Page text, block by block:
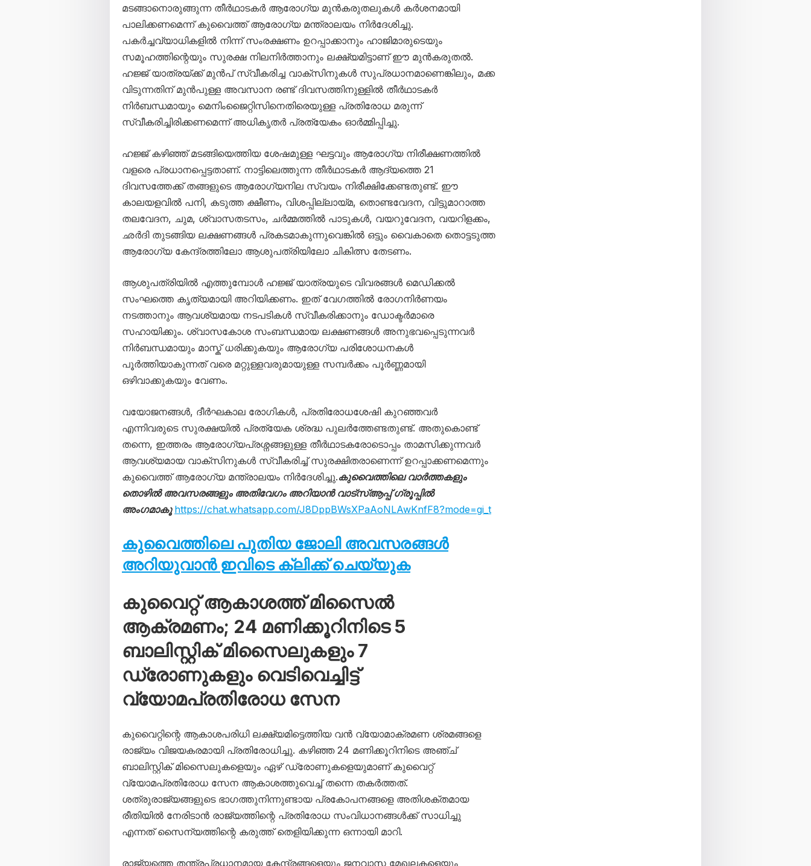
മടങ്ങാനൊരുങ്ങുന്ന തീർഥാടകർ ആരോഗ്യ മുൻകരുതലുകൾ കർശനമായി
പാലിക്കണമെന്ന് കുവൈത്ത് ആരോഗ്യ മന്ത്രാലയം നിർദേശിച്ചു.
പകർച്ചവ്യാധികളിൽ നിന്ന് സംരക്ഷണം ഉറപ്പാക്കാനും ഹാജിമാരുടെയും
സമൂഹത്തിന്റെയും സുരക്ഷ നിലനിർത്താനും ലക്ഷ്യമിട്ടാണ് ഈ മുൻകരുതൽ.
ഹജ്ജ് യാത്രയ്ക്ക് മുൻപ് സ്വീകരിച്ച വാക്സിനുകൾ സുപ്രധാനമാണെങ്കിലും, മക്ക
വിടുന്നതിന് മുൻപുള്ള അവസാന രണ്ട് ദിവസത്തിനുള്ളിൽ തീർഥാടകർ
നിർബന്ധമായും മെനിംജൈറ്റിസിനെതിരെയുള്ള പ്രതിരോധ മരുന്ന്
സ്വീകരിച്ചിരിക്കണമെന്ന് അധികൃതർ പ്രത്യേകം ഓർമ്മിപ്പിച്ചു.
ഹജ്ജ് കഴിഞ്ഞ് മടങ്ങിയെത്തിയ ശേഷമുള്ള ഘട്ടവും ആരോഗ്യ നിരീക്ഷണത്തിൽ
വളരെ പ്രധാനപ്പെട്ടതാണ്. നാട്ടിലെത്തുന്ന തീർഥാടകർ ആദ്യത്തെ 21
ദിവസത്തേക്ക് തങ്ങളുടെ ആരോഗ്യനില സ്വയം നിരീക്ഷിക്കേണ്ടതുണ്ട്. ഈ
കാലയളവിൽ പനി, കടുത്ത ക്ഷീണം, വിശപ്പില്ലായ്മ, തൊണ്ടവേദന, വിട്ടുമാറാത്ത
തലവേദന, ചുമ, ശ്വാസതടസം, ചർമ്മത്തിൽ പാടുകൾ, വയറുവേദന, വയറിളക്കം,
ഛർദി തുടങ്ങിയ ലക്ഷണങ്ങൾ പ്രകടമാകുന്നുവെങ്കിൽ ഒട്ടും വൈകാതെ തൊട്ടടുത്ത
ആരോഗ്യ കേന്ദ്രത്തിലോ ആശുപത്രിയിലോ ചികിത്സ തേടണം.
ആശുപത്രിയിൽ എത്തുമ്പോൾ ഹജ്ജ് യാത്രയുടെ വിവരങ്ങൾ മെഡിക്കൽ
സംഘത്തെ കൃത്യമായി അറിയിക്കണം. ഇത് വേഗത്തിൽ രോഗനിർണയം
നടത്താനും ആവശ്യമായ നടപടികൾ സ്വീകരിക്കാനും ഡോക്ടർമാരെ
സഹായിക്കും. ശ്വാസകോശ സംബന്ധമായ ലക്ഷണങ്ങൾ അനുഭവപ്പെടുന്നവർ
നിർബന്ധമായും മാസ്ക് ധരിക്കുകയും ആരോഗ്യ പരിശോധനകൾ
പൂർത്തിയാകുന്നത് വരെ മറ്റുള്ളവരുമായുള്ള സമ്പർക്കം പൂർണ്ണമായി
ഒഴിവാക്കുകയും വേണം.
വയോജനങ്ങൾ, ദീർഘകാല രോഗികൾ, പ്രതിരോധശേഷി കുറഞ്ഞവർ
എന്നിവരുടെ സുരക്ഷയിൽ പ്രത്യേക ശ്രദ്ധ പുലർത്തേണ്ടതുണ്ട്. അതുകൊണ്ട്
തന്നെ, ഇത്തരം ആരോഗ്യപ്രശ്നങ്ങളുള്ള തീർഥാടകരോടൊപ്പം താമസിക്കുന്നവർ
ആവശ്യമായ വാക്സിനുകൾ സ്വീകരിച്ച് സുരക്ഷിതരാണെന്ന് ഉറപ്പാക്കണമെന്നും
കുവൈത്ത് ആരോഗ്യ മന്ത്രാലയം നിർദേശിച്ചു.കുവൈത്തിലെ വാർത്തകളും
തൊഴിൽ അവസരങ്ങളും അതിവേഗം അറിയാൻ വാട്സ്ആപ്പ് ഗ്രൂപ്പിൽ
അംഗമാകൂ https://chat.whatsapp.com/J8DppBWsXPaAoNLAwKnfF8?mode=gi_t
കുവൈത്തിലെ പുതിയ ജോലി അവസരങ്ങൾ
അറിയുവാൻ ഇവിടെ ക്ലിക്ക് ചെയ്യുക
കുവൈറ്റ് ആകാശത്ത് മിസൈൽ
ആക്രമണം; 24 മണിക്കൂറിനിടെ 5
ബാലിസ്റ്റിക് മിസൈലുകളും 7
ഡ്രോണുകളും വെടിവെച്ചിട്ട്
വ്യോമപ്രതിരോധ സേന
കുവൈറ്റിന്റെ ആകാശപരിധി ലക്ഷ്യമിട്ടെത്തിയ വൻ വ്യോമാക്രമണ ശ്രമങ്ങളെ
രാജ്യം വിജയകരമായി പ്രതിരോധിച്ചു. കഴിഞ്ഞ 24 മണിക്കൂറിനിടെ അഞ്ച്
ബാലിസ്റ്റിക് മിസൈലുകളെയും ഏഴ് ഡ്രോണുകളെയുമാണ് കുവൈറ്റ്
വ്യോമപ്രതിരോധ സേന ആകാശത്തുവെച്ച് തന്നെ തകർത്തത്.
ശത്രുരാജ്യങ്ങളുടെ ഭാഗത്തുനിന്നുണ്ടായ പ്രകോപനങ്ങളെ അതിശക്തമായ
രീതിയിൽ നേരിടാൻ രാജ്യത്തിന്റെ പ്രതിരോധ സംവിധാനങ്ങൾക്ക് സാധിച്ചു
എന്നത് സൈന്യത്തിന്റെ കരുത്ത് തെളിയിക്കുന്ന ഒന്നായി മാറി.
രാജ്യത്തെ തന്ത്രപ്രധാനമായ കേന്ദ്രങ്ങളെയും ജനവാസ മേഖലകളെയും